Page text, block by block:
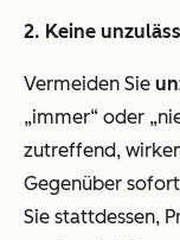
2. Keine
Vermeiden Sie
„immer“ oder
zutreffend,
Gegenüber
Sie stattdessen,